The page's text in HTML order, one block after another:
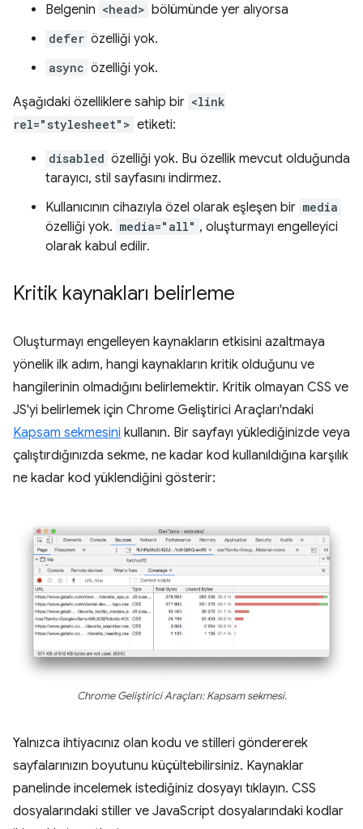
Belgenin <head> bölümünde yer alıyorsa
defer özelliği yok.
async özelliği yok.
Aşağıdaki özelliklere sahip bir <link
rel="stylesheet"> etiketi:
disabled özelliği yok. Bu özellik mevcut olduğunda
tarayıcı, stil sayfasını indirmez.
Kullanıcının cihazıyla özel olarak eşleşen bir media
özelliği yok. media="all" , oluşturmayı engelleyici
olarak kabul edilir.
Kritik kaynakları belirleme
Oluşturmayı engelleyen kaynakların etkisini azaltmaya
yönelik ilk adım, hangi kaynakların kritik olduğunu ve
hangilerinin olmadığını belirlemektir. Kritik olmayan CSS ve
JS'yi belirlemek için Chrome Geliştirici Araçları'ndaki
Kapsam sekmesini kullanın. Bir sayfayı yüklediğinizde veya
çalıştırdığınızda sekme, ne kadar kod kullanıldığına karşılık
ne kadar kod yüklendiğini gösterir:
Chrome Geliştirici Araçları: Kapsam sekmesi.
Yalnızca ihtiyacınız olan kodu ve stilleri göndererek
sayfalarınızın boyutunu küçültebilirsiniz. Kaynaklar
panelinde incelemek istediğiniz dosyayı tıklayın. CSS
dosyalarındaki stiller ve JavaScript dosyalarındaki kodlar